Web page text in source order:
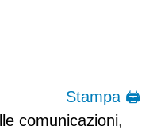
Stampa 🖨
comunicazioni,